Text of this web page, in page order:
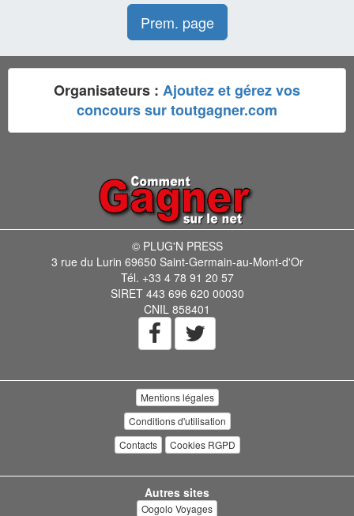
Prem. page
Organisateurs : Ajoutez et gérez vos
concours sur toutgagner.com
© PLUG'N PRESS
3 rue du Lurin 69650 Saint-Germain-au-Mont-d'Or
Tél. +33 4 78 91 20 57
SIRET 443 696 620 00030
CNIL 858401
Mentions légales
Conditions d'utilisation
Contacts
Cookies RGPD
Autres sites
Oogolo Voyages